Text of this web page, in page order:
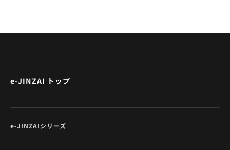
e-JINZAI トップ
e-JINZAIシリーズ